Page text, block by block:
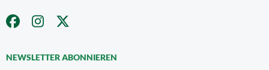
NEWSLETTER ABONNIEREN